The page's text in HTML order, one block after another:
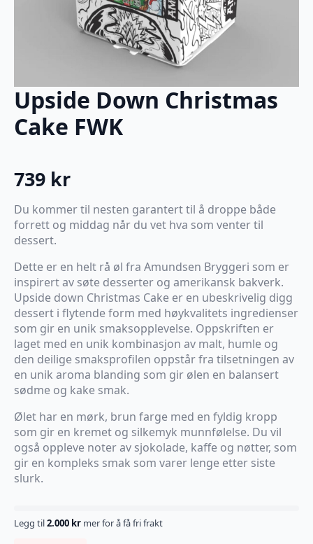
Upside Down Christmas
Cake FWK
739 kr
Du kommer til nesten garantert til å droppe både
forrett og middag når du vet hva som venter til
dessert.
Dette er en helt rå øl fra Amundsen Bryggeri som er
inspirert av søte desserter og amerikansk bakverk.
Upside down Christmas Cake er en ubeskrivelig digg
dessert i flytende form med høykvalitets ingredienser
som gir en unik smaksopplevelse. Oppskriften er
laget med en unik kombinasjon av malt, humle og
den deilige smaksprofilen oppstår fra tilsetningen av
en unik aroma blanding som gir ølen en balansert
sødme og kake smak.
Ølet har en mørk, brun farge med en fyldig kropp
som gir en kremet og silkemyk munnfølelse. Du vil
også oppleve noter av sjokolade, kaffe og nøtter, som
gir en kompleks smak som varer lenge etter siste
slurk.
Legg til2.000 kr mer for å få fri frakt